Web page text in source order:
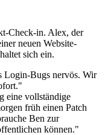
Check-in. Alex, der
neuen Website-
sich ein.
Login-Bugs nervös. Wir
eine vollständige
früh einen Patch
Ben zur
können."